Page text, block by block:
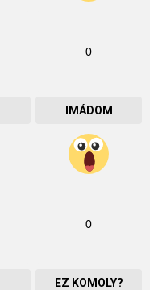
0
IMÁDOM
0
EZ KOMOLY?